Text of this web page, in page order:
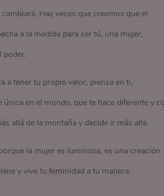
Hay veces que creemos que el
a la medida para ser tú, una mujer,
poder.
a tener tu propio valor, piensa en ti,
en el mundo, que te hace diferente y
allá de la montaña y decide ir más allá.
la mujer es luminosa, es una creación
y vive tu feminidad a tu manera.